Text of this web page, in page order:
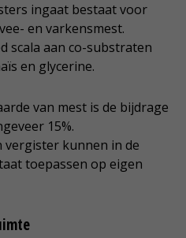
ingaat bestaat voor
en varkensmest.
scala aan co-substraten
en glycerine.
van mest is de bijdrage
15%.
vergister kunnen in de
toepassen op eigen